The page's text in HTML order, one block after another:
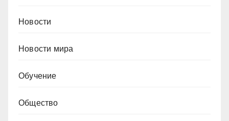
Новости
Новости мира
Обучение
Общество